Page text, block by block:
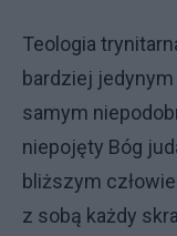
Teologia
bardziej
samym
niepojęty Bóg
bliższym
z sobą każdy